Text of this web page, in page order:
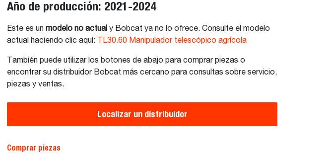
Año de producción: 2021-2024
Este es un modelo no actual y Bobcat ya no lo ofrece. Consulte el modelo
actual haciendo clic aquí:
TL30.60 Manipulador telescópico agrícola
También puede utilizar los botones de abajo para comprar piezas o
encontrar su distribuidor Bobcat más cercano para consultas sobre servicio,
piezas y ventas.
Localizar un distribuidor
Comprar piezas